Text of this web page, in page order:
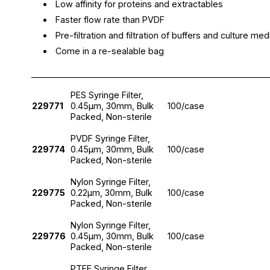
Low affinity for proteins and extractables
Faster flow rate than PVDF
Pre-filtration and filtration of buffers and culture
Come in a re-sealable bag
229771
PES Syringe Filter,
0.45μm, 30mm, Bulk
Packed, Non-sterile
100/case
229774
PVDF Syringe Filter,
0.45μm, 30mm, Bulk
Packed, Non-sterile
100/case
229775
Nylon Syringe Filter,
0.22μm, 30mm, Bulk
Packed, Non-sterile
100/case
229776
Nylon Syringe Filter,
0.45μm, 30mm, Bulk
Packed, Non-sterile
100/case